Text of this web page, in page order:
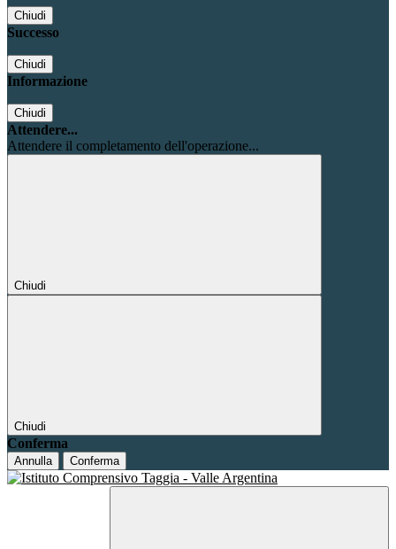
Chiudi
Successo
Chiudi
Informazione
Chiudi
Attendere...
Attendere il completamento dell'operazione...
Chiudi
Chiudi
Conferma
Annulla Conferma